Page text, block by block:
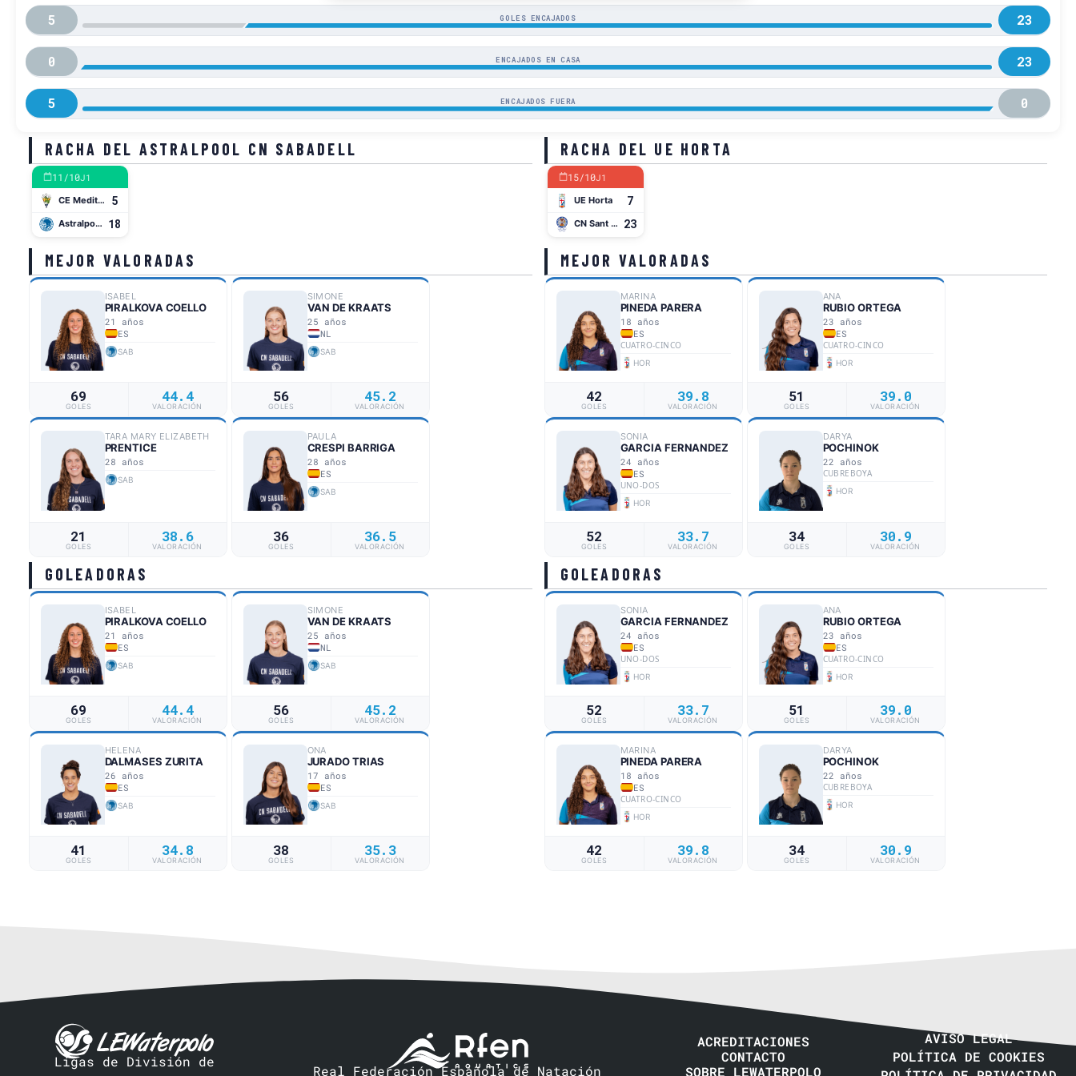
5 GOLES ENCAJADOS 23
0 ENCAJADOS EN CASA 23
5 ENCAJADOS FUERA 0
RACHA DEL ASTRALPOOL CN SABADELL
11/10J1
CE Mediterrani 5
Astralpool CN Sabadell 18
RACHA DEL UE HORTA
15/10J1
UE Horta 7
CN Sant Andreu 23
MEJOR VALORADAS
ISABEL
PIRALKOVA COELLO
21 años
ES
SAB
69
GOLES
44.4
VALORACIÓN
SIMONE
VAN DE KRAATS
25 años
NL
SAB
56
GOLES
45.2
VALORACIÓN
TARA MARY ELIZABETH
PRENTICE
28 años
SAB
21
GOLES
38.6
VALORACIÓN
PAULA
CRESPI BARRIGA
28 años
ES
SAB
36
GOLES
36.5
VALORACIÓN
MEJOR VALORADAS
MARINA
PINEDA PARERA
18 años
ES
CUATRO-CINCO
HOR
42
GOLES
39.8
VALORACIÓN
ANA
RUBIO ORTEGA
23 años
ES
CUATRO-CINCO
HOR
51
GOLES
39.0
VALORACIÓN
SONIA
GARCIA FERNANDEZ
24 años
ES
UNO-DOS
HOR
52
GOLES
33.7
VALORACIÓN
DARYA
POCHINOK
22 años
CUBREBOYA
HOR
34
GOLES
30.9
VALORACIÓN
GOLEADORAS
ISABEL
PIRALKOVA COELLO
21 años
ES
SAB
69
GOLES
44.4
VALORACIÓN
SIMONE
VAN DE KRAATS
25 años
NL
SAB
56
GOLES
45.2
VALORACIÓN
HELENA
DALMASES ZURITA
26 años
ES
SAB
41
GOLES
34.8
VALORACIÓN
ONA
JURADO TRIAS
17 años
ES
SAB
38
GOLES
35.3
VALORACIÓN
GOLEADORAS
SONIA
GARCIA FERNANDEZ
24 años
ES
UNO-DOS
HOR
52
GOLES
33.7
VALORACIÓN
ANA
RUBIO ORTEGA
23 años
ES
CUATRO-CINCO
HOR
51
GOLES
39.0
VALORACIÓN
MARINA
PINEDA PARERA
18 años
ES
CUATRO-CINCO
HOR
42
GOLES
39.8
VALORACIÓN
DARYA
POCHINOK
22 años
CUBREBOYA
HOR
34
GOLES
30.9
VALORACIÓN
Ligas de División de
Real Federación Española de Natación
ACREDITACIONES
CONTACTO
SOBRE LEWATERPOLO
AVISO LEGAL
POLÍTICA DE COOKIES